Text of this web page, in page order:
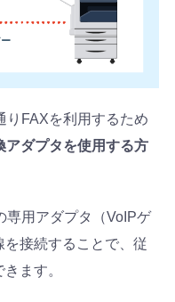
りFAXを利用するため
アダプタを使用する方
専用アダプタ（VoIPゲ
接続することで、従
ます。